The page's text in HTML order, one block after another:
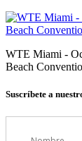
WTE Miami -
Beach
Suscríbete a